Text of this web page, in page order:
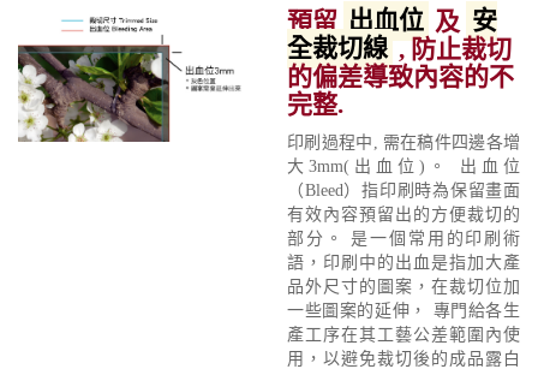
預留 出血位 及 安
全裁切線, 防止裁切
的偏差導致內容的不
完整.
印刷過程中, 需在稿件四邊各增
大3mm(出血位)。 出血位
（Bleed）指印刷時為保留畫面
有效內容預留出的方便裁切的
部分。 是一個常用的印刷術
語，印刷中的出血是指加大產
品外尺寸的圖案，在裁切位加
一些圖案的延伸， 專門給各生
產工序在其工藝公差範圍內使
用，以避免裁切後的成品露白